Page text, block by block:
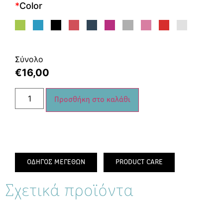
*Color
Σύνολο
€16,00
Προσθήκη στο καλάθι
ΟΔΗΓΟΣ ΜΕΓΕΘΩΝ PRODUCT CARE
Σχετικά προϊόντα